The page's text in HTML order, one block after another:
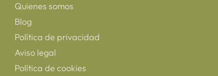
Quienes somos
Blog
Política de privacidad
Aviso legal
Política de cookies